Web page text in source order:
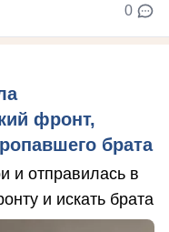
0
фронт,
брата
и отправилась в
и искать брата